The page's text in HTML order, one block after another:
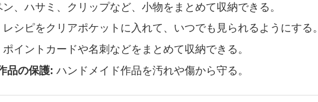
ン、ハサミ、クリップなど、小物をまとめて収納できる。
レシピをクリアポケットに入れて、いつでも見られるようにする。
ポイントカードや名刺などをまとめて収納できる。
品の保護: ハンドメイド作品を汚れや傷から守る。